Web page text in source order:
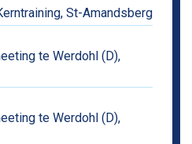
St-Amandsberg
te Werdohl (D),
te Werdohl (D),